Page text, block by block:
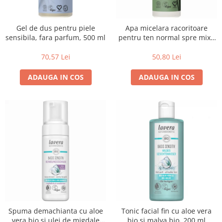
Faina bio si gris
Mixuri bio si blaturi
Paine bio
Ciocolata, cacao si cafea
Cafea bio
Cafea bio din cereale
Ciocolata bio
Condimente bio
Maioneza bio
Mancare asiatica bio
Sare si mixuri de sare
Dulceata si creme bio
Compoturi bio
Gel de dus pentru piele
sensibila, fara parfum, 500 ml
70,57 Lei
ADAUGA IN COS
Apa micelara racoritoare
pentru ten normal spre mixt,
50,80 Lei
ADAUGA IN COS
Spuma demachianta cu aloe
Tonic facial fin cu aloe vera